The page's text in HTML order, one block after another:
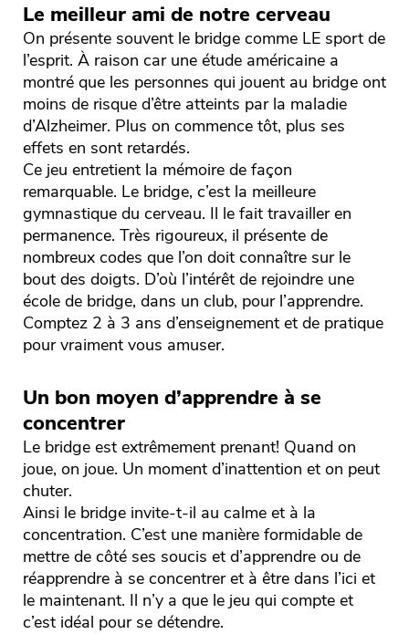
Le meilleur ami de notre cerveau
On présente souvent le bridge comme LE sport de
l’esprit. À raison car une étude américaine a
montré que les personnes qui jouent au bridge ont
moins de risque d’être atteints par la maladie
d’Alzheimer. Plus on commence tôt, plus ses
effets en sont retardés.
Ce jeu entretient la mémoire de façon
remarquable. Le bridge, c’est la meilleure
gymnastique du cerveau. Il le fait travailler en
permanence. Très rigoureux, il présente de
nombreux codes que l’on doit connaître sur le
bout des doigts. D’où l’intérêt de rejoindre une
école de bridge, dans un club, pour l’apprendre.
Comptez 2 à 3 ans d’enseignement et de pratique
pour vraiment vous amuser.
Un bon moyen d’apprendre à se
concentrer
Le bridge est extrêmement prenant! Quand on
joue, on joue. Un moment d’inattention et on peut
chuter.
Ainsi le bridge invite-t-il au calme et à la
concentration. C’est une manière formidable de
mettre de côté ses soucis et d’apprendre ou de
réapprendre à se concentrer et à être dans l’ici et
le maintenant. Il n’y a que le jeu qui compte et
c’est idéal pour se détendre.